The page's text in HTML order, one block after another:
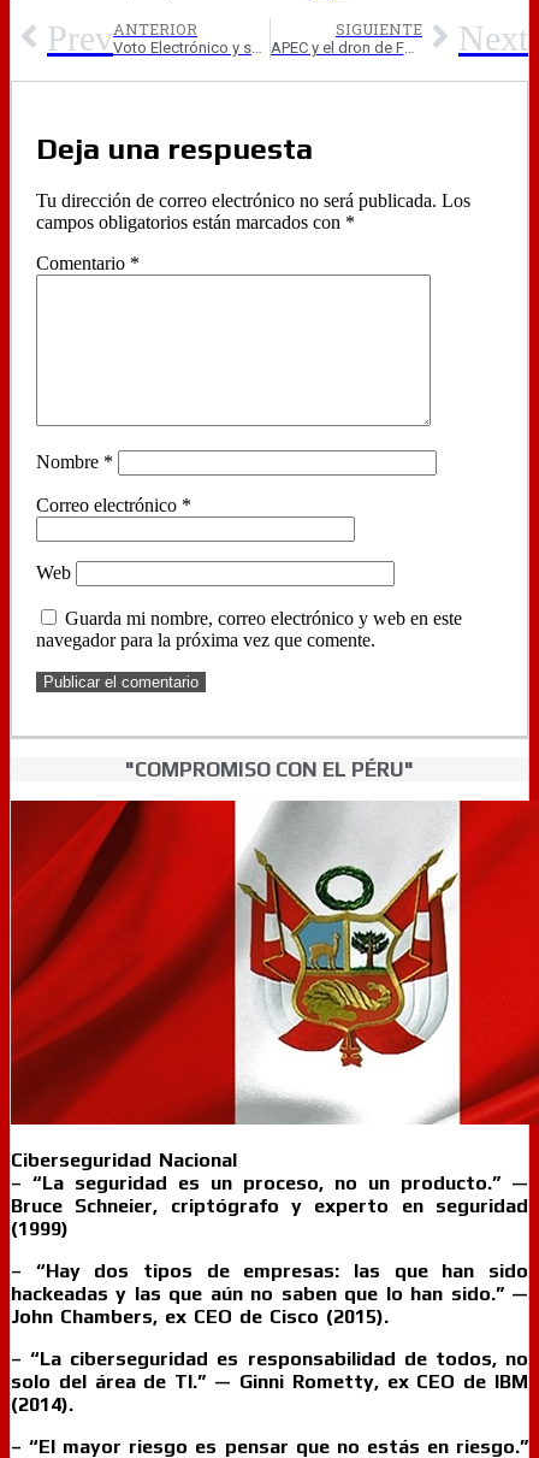
PrevANTERIOR
Voto Electrónico y su viabilidad en el Perú
SIGUIENTE
APEC y el dron de Facebook Next
Deja una respuesta
Tu dirección de correo electrónico no será publicada. Los
campos obligatorios están marcados con *
Comentario *
Nombre *
Correo electrónico *
Web
Guarda mi nombre, correo electrónico y web en este
navegador para la próxima vez que comente.
"COMPROMISO CON EL PÉRU"
Ciberseguridad Nacional
– “La seguridad es un proceso, no un producto.” —
Bruce Schneier, criptógrafo y experto en seguridad
(1999)
– “Hay dos tipos de empresas: las que han sido
hackeadas y las que aún no saben que lo han sido.” —
John Chambers, ex CEO de Cisco (2015).
– “La ciberseguridad es responsabilidad de todos, no
solo del área de TI.” — Ginni Rometty, ex CEO de IBM
(2014).
– “El mayor riesgo es pensar que no estás en riesgo.”